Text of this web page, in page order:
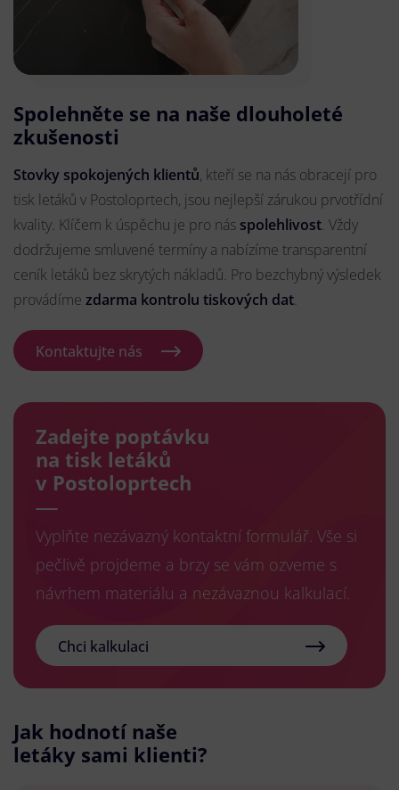
Spolehněte se na naše dlouholeté
zkušenosti
Stovky spokojených klientů, kteří se na nás obracejí pro
tisk letáků v Postoloprtech, jsou nejlepší zárukou prvotřídní
kvality. Klíčem k úspěchu je pro nás spolehlivost. Vždy
dodržujeme smluvené termíny a nabízíme transparentní
ceník letáků bez skrytých nákladů. Pro bezchybný výsledek
provádíme zdarma kontrolu tiskových dat.
Kontaktujte nás
Zadejte poptávku
na tisk letáků
v Postoloprtech
Vyplňte nezávazný kontaktní formulář. Vše si
pečlivě projdeme a brzy se vám ozveme s
návrhem materiálu a nezávaznou kalkulací.
Chci kalkulaci
Jak hodnotí naše
letáky sami klienti?